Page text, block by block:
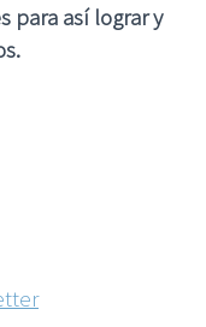
para así lograr y